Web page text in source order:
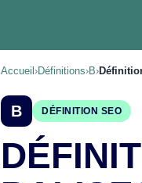
Accueil ›Définitions›B›
B DÉFINITION SEO